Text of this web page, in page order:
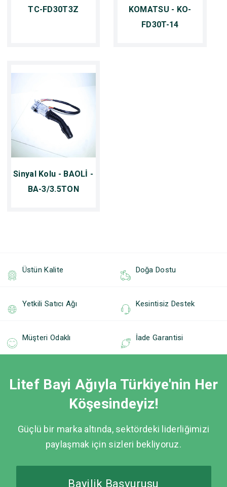
TC-FD30T3Z
KOMATSU - KO-
FD30T-14
Sinyal Kolu - BAOLİ -
BA-3/3.5TON
Üstün Kalite Doğa Dostu
Yetkili Satıcı Ağı Kesintisiz Destek
Müşteri Odaklı İade Garantisi
Litef Bayi Ağıyla Türkiye'nin Her
Köşesindeyiz!
Güçlü bir marka altında, sektördeki liderliğimizi
paylaşmak için sizleri bekliyoruz.
Bayilik Başvurusu